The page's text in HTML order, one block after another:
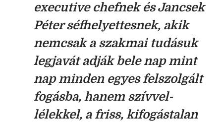
executive chefnek és Jancsek
Péter séfhelyettesnek, akik
nemcsak a szakmai tudásuk
legjavát adják bele nap mint
nap minden egyes felszolgált
fogásba, hanem szívvel-
lélekkel, a friss, kifogástalan